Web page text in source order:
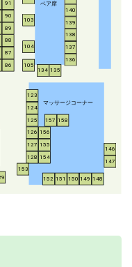
ペア席
マッサージコーナー
86
87
88
89
90
91
103
104
105
123
124
125
126
127
128
134 135
136
137
138
139
140
146
147
148
149
150
151
152
153
154
155
156
157 158